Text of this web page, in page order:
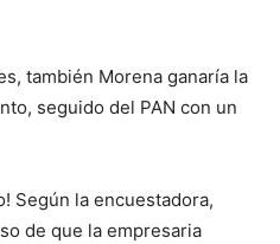
también Morena ganaría la
seguido del PAN con un
Según la encuestadora,
de que la empresaria